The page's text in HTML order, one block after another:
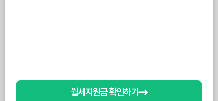
월세지원금 확인하기